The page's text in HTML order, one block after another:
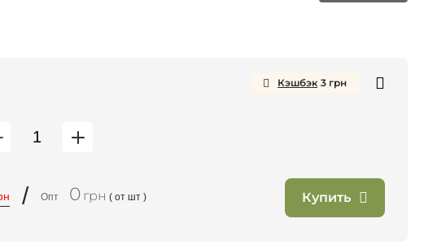
Кэшбэк 3 грн
/ Опт 0 грн ( от шт ) Купить